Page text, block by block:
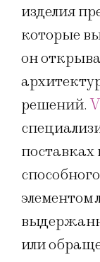
изделия
которые
он
решений.
поставках
элементом
или